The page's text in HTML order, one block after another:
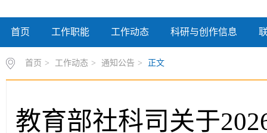
首页 工作职能 工作动态 科研与创作信息
首页 > 工作动态 > 通知公告 > 正文
教育部社科司关于